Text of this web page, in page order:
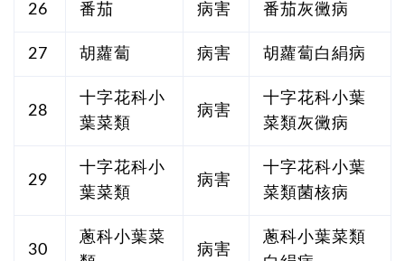
26 番茄 病害 番茄灰黴病
27 胡蘿蔔 病害 胡蘿蔔白絹病
28
十字花科小
葉菜類
病害
十字花科小葉
菜類灰黴病
29
十字花科小
葉菜類
病害
十字花科小葉
菜類菌核病
30
蔥科小葉菜
病害
蔥科小葉菜類